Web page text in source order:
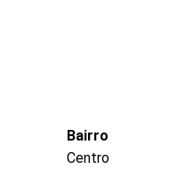
Bairro
Centro